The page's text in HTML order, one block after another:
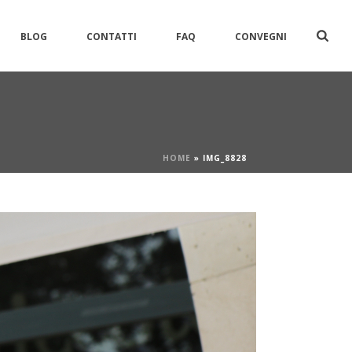
BLOG CONTATTI FAQ CONVEGNI
HOME » IMG_8828